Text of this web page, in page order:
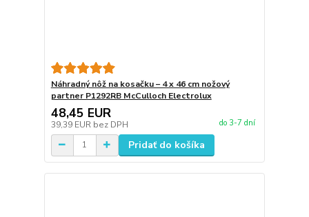
Náhradný nôž na kosačku – 4 x 46 cm nožový
partner P1292RB McCulloch Electrolux
48,45 EUR
39,39 EUR bez DPH do 3-7 dní
Pridať do košíka